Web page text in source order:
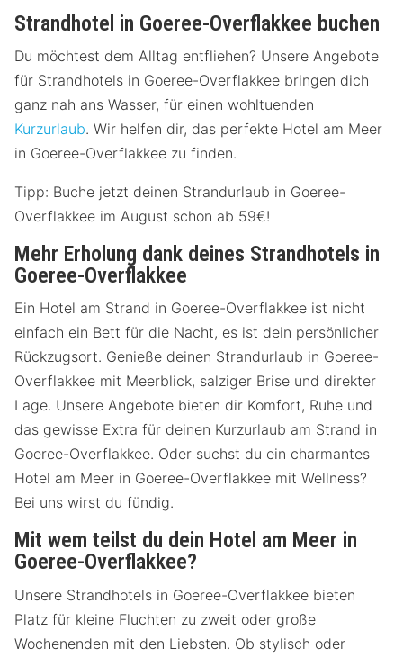
Strandhotel in Goeree-Overflakkee buchen
Du möchtest dem Alltag entfliehen? Unsere Angebote
für Strandhotels in Goeree-Overflakkee bringen dich
ganz nah ans Wasser, für einen wohltuenden
Kurzurlaub. Wir helfen dir, das perfekte Hotel am Meer
in Goeree-Overflakkee zu finden.
Tipp: Buche jetzt deinen Strandurlaub in Goeree-
Overflakkee im August schon ab 59€!
Mehr Erholung dank deines Strandhotels in
Goeree-Overflakkee
Ein Hotel am Strand in Goeree-Overflakkee ist nicht
einfach ein Bett für die Nacht, es ist dein persönlicher
Rückzugsort. Genieße deinen Strandurlaub in Goeree-
Overflakkee mit Meerblick, salziger Brise und direkter
Lage. Unsere Angebote bieten dir Komfort, Ruhe und
das gewisse Extra für deinen Kurzurlaub am Strand in
Goeree-Overflakkee. Oder suchst du ein charmantes
Hotel am Meer in Goeree-Overflakkee mit Wellness?
Bei uns wirst du fündig.
Mit wem teilst du dein Hotel am Meer in
Goeree-Overflakkee?
Unsere Strandhotels in Goeree-Overflakkee bieten
Platz für kleine Fluchten zu zweit oder große
Wochenenden mit den Liebsten. Ob stylisch oder